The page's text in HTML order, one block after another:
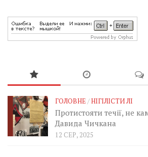
ГОЛОВНЕ/НІГІЛІСТИ ЛІ
Протистояти течії, не
Давида Чичкана
12 СЕР, 2025